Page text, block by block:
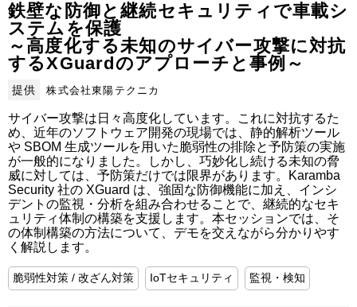
鉄壁な防御と継続セキュリティで車載シ
ステムを保護
～高度化する未知のサイバー攻撃に対抗
するXGuardのアプローチと事例～
提供 株式会社東陽テクニカ
サイバー攻撃は日々高度化しています。これに対抗するた
め、近年のソフトウェア開発の現場では、静的解析ツール
や SBOM 生成ツールを用いた脆弱性の排除と予防策の実施
が一般的になりました。しかし、巧妙化し続ける未知の脅
威に対しては、予防策だけでは限界があります。Karamba
Security 社の XGuard は、強固な防御機能に加え、インシ
デントの監視・分析を組み合わせることで、継続的なセキ
ュリティ体制の構築を支援します。本セッションでは、そ
の体制構築の方法について、デモを交えながら分かりやす
く解説します。
脆弱性対策 / 改ざん対策 IoTセキュリティ 監視・検知